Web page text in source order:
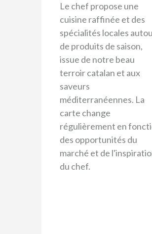
Le chef propose une
cuisine raffinée et des
spécialités locales
de produits de saison,
issue de notre beau
terroir catalan et aux
saveurs
méditerranéennes. La
carte change
régulièrement en
des opportunités du
marché et de
du chef.